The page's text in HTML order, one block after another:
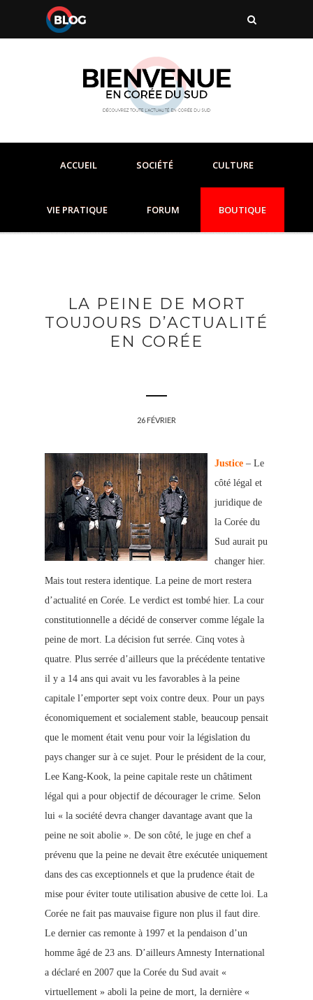
ACCUEIL SOCIÉTÉ CULTURE
VIE PRATIQUE FORUM BOUTIQUE
LA PEINE DE MORT
TOUJOURS D’ACTUALITÉ
EN CORÉE
26 FÉVRIER
Justice – Le
côté légal et
juridique de
la Corée du
Sud aurait pu
changer hier.
Mais tout restera identique. La peine de mort restera
d’actualité en Corée. Le verdict est tombé hier. La cour
constitutionnelle a décidé de conserver comme légale la
peine de mort. La décision fut serrée. Cinq votes à
quatre. Plus serrée d’ailleurs que la précédente tentative
il y a 14 ans qui avait vu les favorables à la peine
capitale l’emporter sept voix contre deux. Pour un pays
économiquement et socialement stable, beaucoup pensait
que le moment était venu pour voir la législation du
pays changer sur à ce sujet. Pour le président de la cour,
Lee Kang-Kook, la peine capitale reste un châtiment
légal qui a pour objectif de décourager le crime. Selon
lui « la société devra changer davantage avant que la
peine ne soit abolie ». De son côté, le juge en chef a
prévenu que la peine ne devait être exécutée uniquement
dans des cas exceptionnels et que la prudence était de
mise pour éviter toute utilisation abusive de cette loi. La
Corée ne fait pas mauvaise figure non plus il faut dire.
Le dernier cas remonte à 1997 et la pendaison d’un
homme âgé de 23 ans. D’ailleurs Amnesty International
a déclaré en 2007 que la Corée du Sud avait «
virtuellement » aboli la peine de mort, la dernière «